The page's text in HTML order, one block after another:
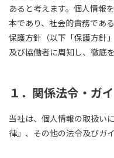
あると考えます。個人情報
本であり、社会的責務であ
保護方針（以下「保護方針
及び協働者に周知し、徹底を
１． 関係法令・ガ
当社は、個人情報の取扱い
律』、その他の法令及びガ